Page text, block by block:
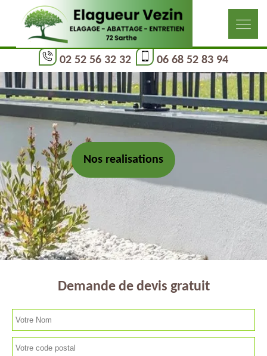
02 52 56 32 32 06 68 52 83 94
Nos realisations
Demande de devis gratuit